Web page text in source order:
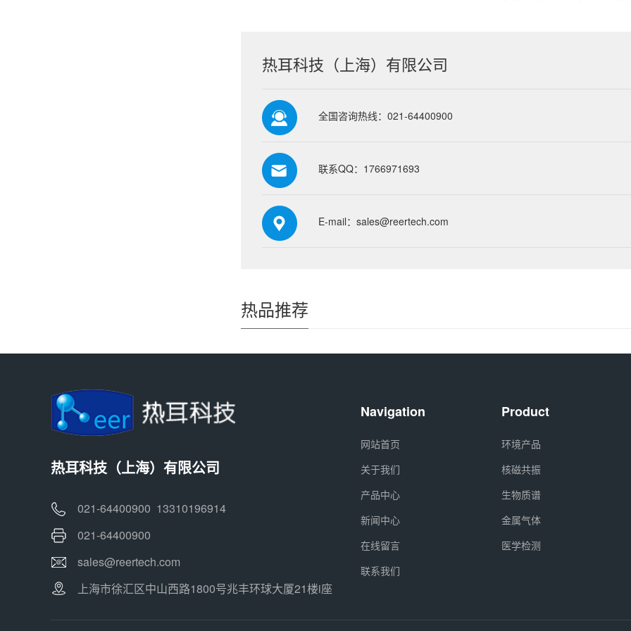
热耳科技（上海）有限公司
全国咨询热线：021-64400900
联系QQ：1766971693
E-mail：sales@reertech.com
热品推荐
热耳科技（上海）有限公司
021-64400900 13310196914
021-64400900
sales@reertech.com
上海市徐汇区中山西路1800号兆丰环球大厦21楼i座
Navigation
网站首页
关于我们
产品中心
新闻中心
在线留言
联系我们
Product
环境产品
核磁共振
生物质谱
金属气体
医学检测